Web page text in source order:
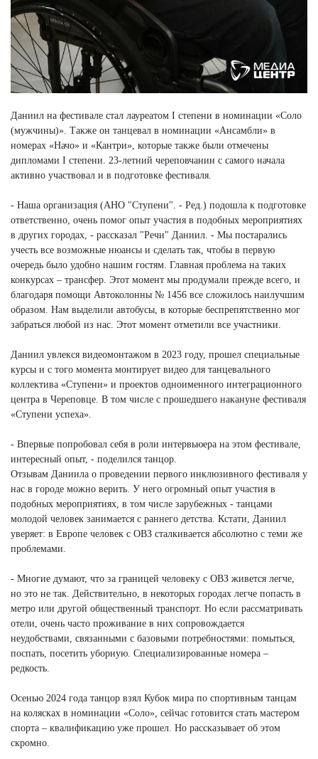
Даниил на фестивале стал лауреатом I степени в номинации «Соло
(мужчины)». Также он танцевал в номинации «Ансамбли» в
номерах «Начо» и «Кантри», которые также были отмечены
дипломами I степени. 23-летний череповчанин с самого начала
активно участвовал и в подготовке фестиваля.
- Наша организация (АНО "Ступени". - Ред.) подошла к подготовке
ответственно, очень помог опыт участия в подобных мероприятиях
в других городах, - рассказал "Речи" Даниил. - Мы постарались
учесть все возможные нюансы и сделать так, чтобы в первую
очередь было удобно нашим гостям. Главная проблема на таких
конкурсах – трансфер. Этот момент мы продумали прежде всего, и
благодаря помощи Автоколонны № 1456 все сложилось наилучшим
образом. Нам выделили автобусы, в которые беспрепятственно мог
забраться любой из нас. Этот момент отметили все участники.
Даниил увлекся видеомонтажом в 2023 году, прошел специальные
курсы и с того момента монтирует видео для танцевального
коллектива «Ступени» и проектов одноименного интеграционного
центра в Череповце. В том числе с прошедшего накануне фестиваля
«Ступени успеха».
- Впервые попробовал себя в роли интервьюера на этом фестивале,
интересный опыт, - поделился танцор.
Отзывам Даниила о проведении первого инклюзивного фестиваля у
нас в городе можно верить. У него огромный опыт участия в
подобных мероприятиях, в том числе зарубежных - танцами
молодой человек занимается с раннего детства. Кстати, Даниил
уверяет: в Европе человек с ОВЗ сталкивается абсолютно с теми же
проблемами.
- Многие думают, что за границей человеку с ОВЗ живется легче,
но это не так. Действительно, в некоторых городах легче попасть в
метро или другой общественный транспорт. Но если рассматривать
отели, очень часто проживание в них сопровождается
неудобствами, связанными с базовыми потребностями: помыться,
поспать, посетить уборную. Специализированные номера –
редкость.
Осенью 2024 года танцор взял Кубок мира по спортивным танцам
на колясках в номинации «Соло», сейчас готовится стать мастером
спорта – квалификацию уже прошел. Но рассказывает об этом
скромно.